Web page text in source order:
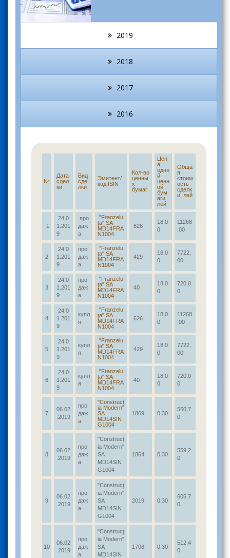
2019
2018
2017
2016
№
Дата
сдел
ки
Вид
сде
лки
Эмитент/
код ISIN
Кол-во
ценны
х
бумаг
Цен
а
одно
й
ценн
ой
бум
аги,
лей
Обща
я
стоим
ость
сделк
и, лей
1
24.0
1.201
9
про
даж
а
"Franzelu
ţa" SA
MD14FRA
N1004
626
18,0
0
11268
,00
2
24.0
1.201
9
про
даж
а
"Franzelu
ţa" SA
MD14FRA
N1004
429
18,0
0
7722,
00
3
24.0
1.201
9
про
даж
а
"Franzelu
ţa" SA
MD14FRA
N1004
40
18,0
0
720,0
0
4
24.0
1.201
9
купл
я
"Franzelu
ţa" SA
MD14FRA
N1004
626
18,0
0
11268
,00
5
24.0
1.201
9
купл
я
"Franzelu
ţa" SA
MD14FRA
N1004
429
18,0
0
7722,
00
6
24.0
1.201
9
купл
я
"Franzelu
ţa" SA
MD14FRA
N1004
40
18,0
0
720,0
0
7
06.02
.2019
про
даж
а
"Construcţ
ia Modern"
SA
MD14SIN
G1004
1869 0,30
560,7
0
8
06.02
.2019
про
даж
а
"Construcţ
ia Modern"
SA
MD14SIN
G1004
1864 0,30
559,2
0
9
06.02
.2019
про
даж
а
"Construcţ
ia Modern"
SA
MD14SIN
G1004
2019 0,30
605,7
0
10
06.02
.2019
про
даж
а
"Construcţ
ia Modern"
SA
MD14SIN
1708 0,30
512,4
0